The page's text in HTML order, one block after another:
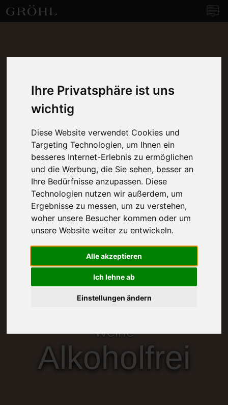
Ihre Privatsphäre ist uns
wichtig
Diese Website verwendet Cookies und
Targeting Technologien, um Ihnen ein
besseres Internet-Erlebnis zu ermöglichen
und die Werbung, die Sie sehen, besser an
Ihre Bedürfnisse anzupassen. Diese
Technologien nutzen wir außerdem, um
Ergebnisse zu messen, um zu verstehen,
woher unsere Besucher kommen oder um
unsere Website weiter zu entwickeln.
Alle akzeptieren
Ich lehne ab
Einstellungen ändern
Weine
Alkoholfrei